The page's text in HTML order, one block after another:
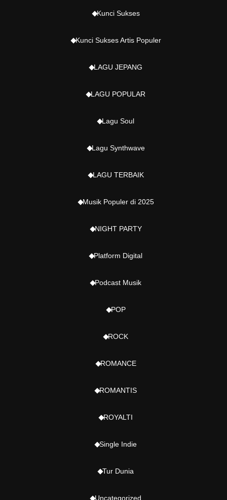
Kunci Sukses
Kunci Sukses Artis Populer
LAGU JEPANG
LAGU POPULAR
Lagu Soul
Lagu Synthwave
LAGU TERBAIK
Musik Populer di 2025
NIGHT PARTY
Platform Digital
Podcast Musik
POP
ROCK
ROMANCE
ROMANTIS
ROYALTI
Single Indie
Tur Dunia
Uncategorized